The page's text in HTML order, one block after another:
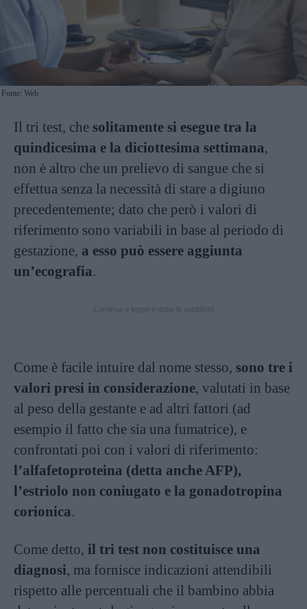
Fonte: Web
Il tri test, che solitamente si esegue tra la
quindicesima e la diciottesima settimana,
non è altro che un prelievo di sangue che si
effettua senza la necessità di stare a digiuno
precedentemente; dato che però i valori di
riferimento sono variabili in base al periodo di
gestazione, a esso può essere aggiunta
un’ecografia.
Come è facile intuire dal nome stesso, sono tre i
valori presi in considerazione, valutati in base
al peso della gestante e ad altri fattori (ad
esempio il fatto che sia una fumatrice), e
confrontati poi con i valori di riferimento:
l’alfafetoproteina (detta anche AFP),
l’estriolo non coniugato e la gonadotropina
corionica.
Come detto, il tri test non costituisce una
diagnosi, ma fornisce indicazioni attendibili
rispetto alle percentuali che il bambino abbia